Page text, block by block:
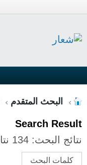
البحث المتقدم
Search Result
نتائج البحث:
كلمات البحث